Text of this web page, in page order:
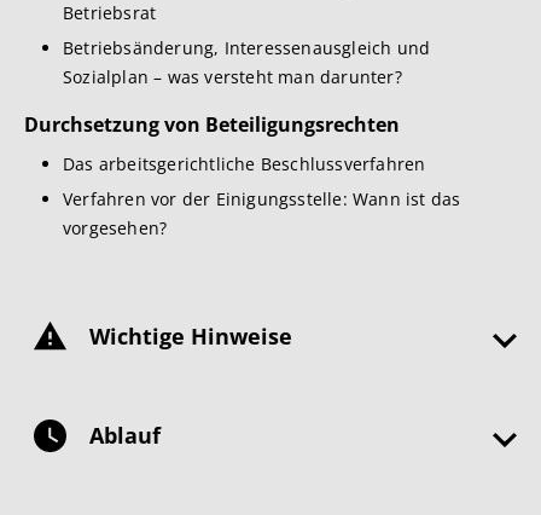
Betriebsrat
Betriebsänderung, Interessenausgleich und
Sozialplan – was versteht man darunter?
Durchsetzung von Beteiligungsrechten
Das arbeitsgerichtliche Beschlussverfahren
Verfahren vor der Einigungsstelle: Wann ist das
vorgesehen?
Wichtige Hinweise
Ablauf